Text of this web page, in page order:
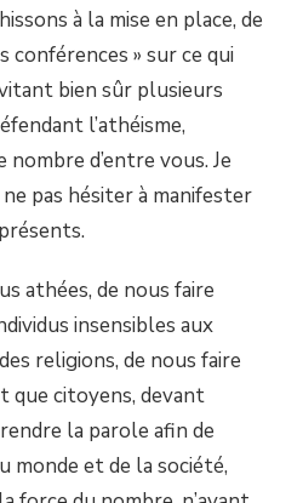
à la mise en place, de
conférences » sur ce qui
bien sûr plusieurs
l’athéisme,
nombre d’entre vous. Je
pas hésiter à manifester
athées, de nous faire
insensibles aux
religions, de nous faire
que citoyens, devant
la parole afin de
monde et de la société,